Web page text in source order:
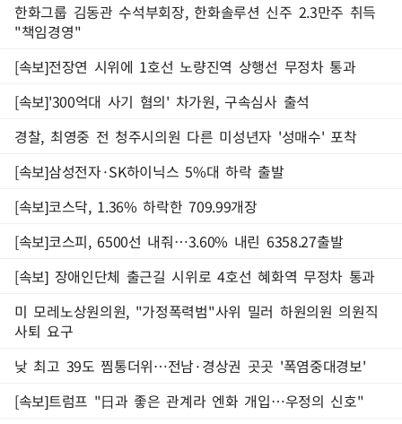
한화그룹 김동관 수석부회장, 한화솔루션 신주 2.3만주 취득
"책임경영"
[속보]전장연 시위에 1호선 노량진역 상행선 무정차 통과
[속보]'300억대 사기 혐의' 차가원, 구속심사 출석
경찰, 최영중 전 청주시의원 다른 미성년자 '성매수' 포착
[속보]삼성전자·SK하이닉스 5%대 하락 출발
[속보]코스닥, 1.36% 하락한 709.99개장
[속보]코스피, 6500선 내줘…3.60% 내린 6358.27출발
[속보] 장애인단체 출근길 시위로 4호선 혜화역 무정차 통과
미 모레노상원의원, "가정폭력범"사위 밀러 하원의원 의원직
사퇴 요구
낮 최고 39도 찜통더위…전남·경상권 곳곳 '폭염중대경보'
[속보]트럼프 "日과 좋은 관계라 엔화 개입…우정의 신호"